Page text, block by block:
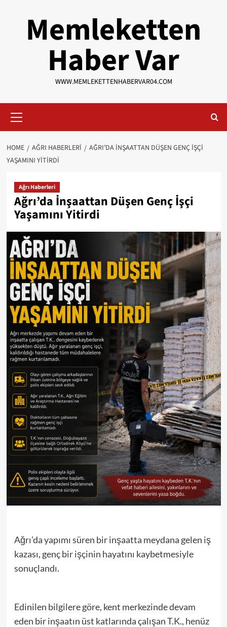
Memleketten
Haber Var
WWW.MEMLEKETTENHABERVAR04.COM
Menu
HOME AĞRI HABERLERI
AĞRI’DA İNŞAATTAN DÜŞEN GENÇ İŞÇI
YAŞAMINI YITIRDI
Ağrı Haberleri
Ağrı’da İnşaattan Düşen Genç İşçi
Yaşamını Yitirdi
Ağrı’da yapımı süren bir inşaatta meydana gelen iş
kazası, genç bir işçinin hayatını kaybetmesiyle
sonuçlandı.
Edinilen bilgilere göre, kent merkezinde devam
eden bir inşaatın üst katlarında çalışan T.K., henüz